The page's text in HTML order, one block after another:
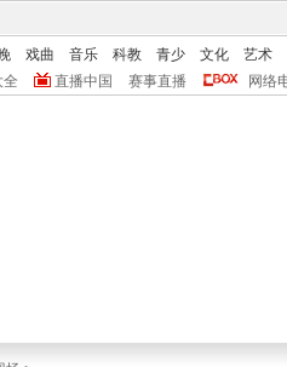
戏曲 音乐 科教 青少 文化
艺术
全 直播中国 赛事直播 网络